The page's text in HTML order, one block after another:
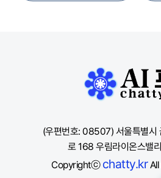
(우편번호: 08507) 서울특별시
로 168 우림라이온스밸
Copyrightⓒchatty.krAll